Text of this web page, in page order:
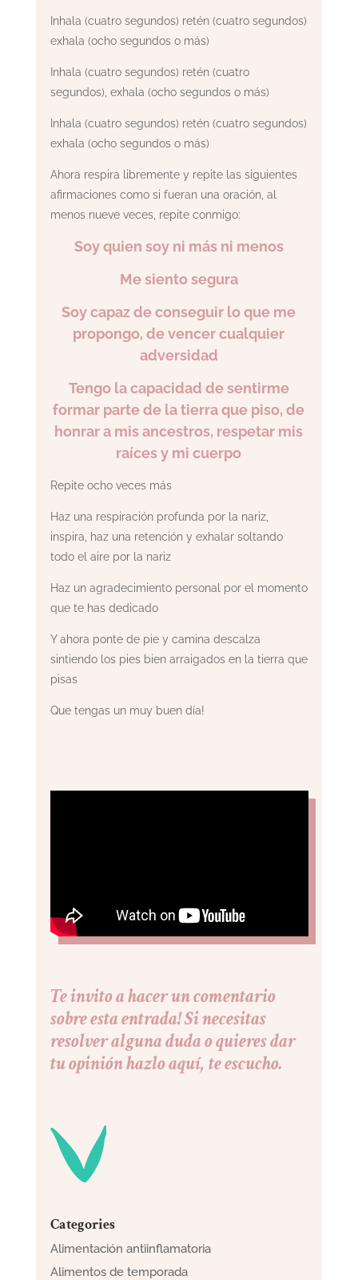
Inhala (cuatro segundos) retén (cuatro segundos)
exhala (ocho segundos o más)
Inhala (cuatro segundos) retén (cuatro
segundos), exhala (ocho segundos o más)
Inhala (cuatro segundos) retén (cuatro segundos)
exhala (ocho segundos o más)
Ahora respira libremente y repite las siguientes
afirmaciones como si fueran una oración, al
menos nueve veces, repite conmigo:
Soy quien soy ni más ni menos
Me siento segura
Soy capaz de conseguir lo que me
propongo, de vencer cualquier
adversidad
Tengo la capacidad de sentirme
formar parte de la tierra que piso, de
honrar a mis ancestros, respetar mis
raíces y mi cuerpo
Repite ocho veces más
Haz una respiración profunda por la nariz,
inspira, haz una retención y exhalar soltando
todo el aire por la nariz
Haz un agradecimiento personal por el momento
que te has dedicado
Y ahora ponte de pie y camina descalza
sintiendo los pies bien arraigados en la tierra que
pisas
Que tengas un muy buen día!
Te invito a hacer un comentario
sobre esta entrada! Si necesitas
resolver alguna duda o quieres dar
tu opinión hazlo aquí, te escucho.
Categories
Alimentación antiinflamatoria
Alimentos de temporada